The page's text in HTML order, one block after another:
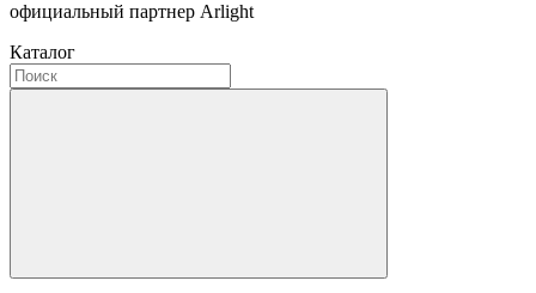
официальный партнер Arlight
Каталог